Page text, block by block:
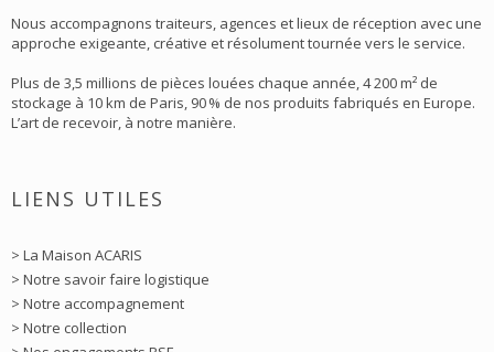
Nous accompagnons traiteurs, agences et lieux de réception avec une
approche exigeante, créative et résolument tournée vers le service.
Plus de 3,5 millions de pièces louées chaque année, 4 200 m² de
stockage à 10 km de Paris, 90 % de nos produits fabriqués en Europe.
L’art de recevoir, à notre manière.
LIENS UTILES
> La Maison ACARIS
> Notre savoir faire logistique
> Notre accompagnement
> Notre collection